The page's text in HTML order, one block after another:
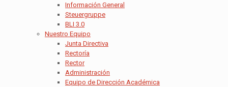
Información General
Steuergruppe
BLI 3.0
Nuestro Equipo
Junta Directiva
Rectoría
Rector
Administración
Equipo de Dirección Académica